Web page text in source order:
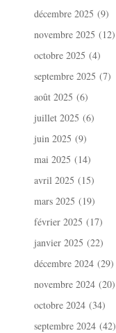
décembre 2025 (9)
novembre 2025 (12)
octobre 2025 (4)
septembre 2025 (7)
août 2025 (6)
juillet 2025 (6)
juin 2025 (9)
mai 2025 (14)
avril 2025 (15)
mars 2025 (19)
février 2025 (17)
janvier 2025 (22)
décembre 2024 (29)
novembre 2024 (20)
octobre 2024 (34)
septembre 2024 (42)